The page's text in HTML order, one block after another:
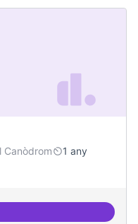
Canòdrom
1 any
HIstòrica